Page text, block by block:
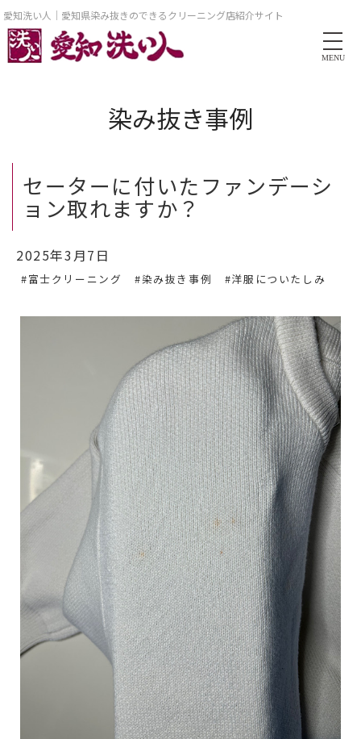
愛知洗い人｜愛知県染み抜きのできるクリーニング店紹介サイト
MENU
染み抜き事例
セーターに付いたファンデーシ
ョン取れますか？
2025年3月7日
#富士クリーニング #染み抜き事例 #洋服についたしみ